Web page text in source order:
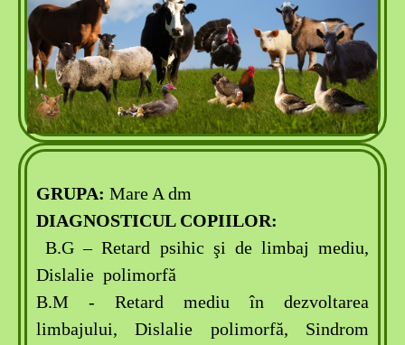
GRUPA: Mare A dm
DIAGNOSTICUL COPIILOR:
B.G – Retard psihic şi de limbaj mediu,
Dislalie polimorfă
B.M - Retard mediu în dezvoltarea
limbajului, Dislalie polimorfă, Sindrom